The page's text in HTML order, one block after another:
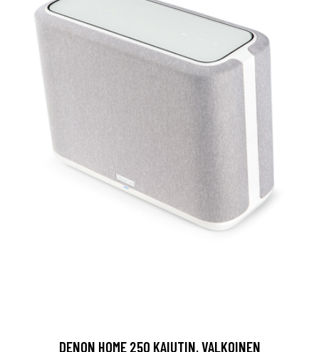
DENON HOME 250 KAIUTIN, VALKOINEN